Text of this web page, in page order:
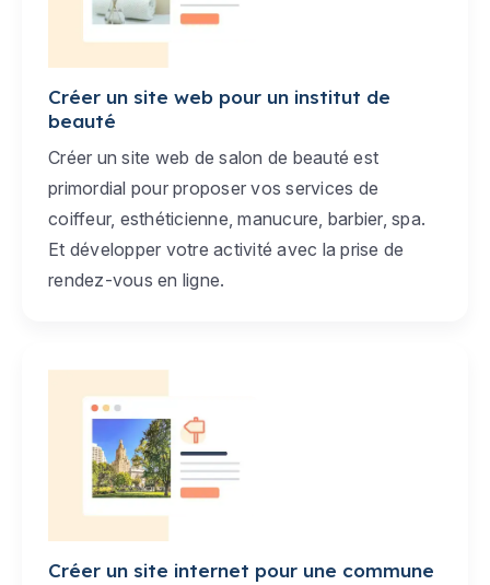
Créer un site web pour un institut de
beauté
Créer un site web de salon de beauté est
primordial pour proposer vos services de
coiffeur, esthéticienne, manucure, barbier, spa.
Et développer votre activité avec la prise de
rendez-vous en ligne.
Créer un site internet pour une commune